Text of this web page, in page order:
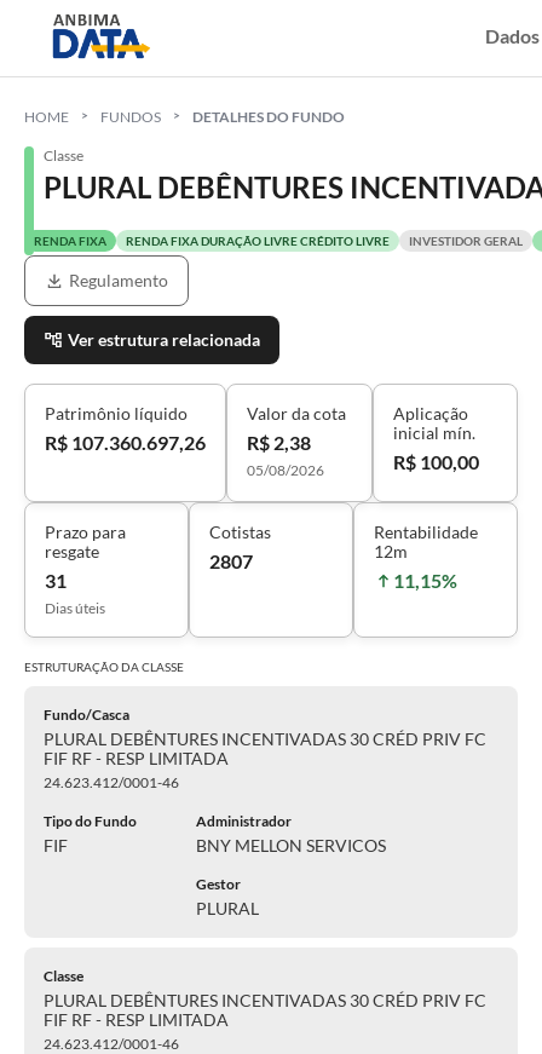
HOME FUNDOS DETALHES DO FUNDO
Classe
PLURAL DEBÊNTURES
RENDA FIXA RENDA FIXA DURAÇÃO LIVRE CRÉDITO LIVRE INVESTIDOR GERAL
Regulamento
Ver estrutura relacionada
Patrimônio líquido
R$ 107.360.697,26
Valor da cota
R$ 2,38
05/08/2026
Aplicação
inicial mín.
R$ 100,00
Prazo para
resgate
31
Dias úteis
Cotistas
2807
Rentabilidade
12m
11,15%
ESTRUTURAÇÃO DACLASSE
Fundo/Casca
PLURAL DEBÊNTURES INCENTIVADAS 30 CRÉD PRIV FC
FIF RF - RESP LIMITADA
24.623.412/0001-46
Tipo do Fundo
FIF
Administrador
BNY MELLON SERVICOS
Gestor
PLURAL
Classe
PLURAL DEBÊNTURES INCENTIVADAS 30 CRÉD PRIV FC
FIF RF - RESP LIMITADA
24.623.412/0001-46